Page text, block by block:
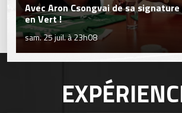
Avec Aron Csongvai de sa
en Vert !
sam. 25 juil. à 23h08